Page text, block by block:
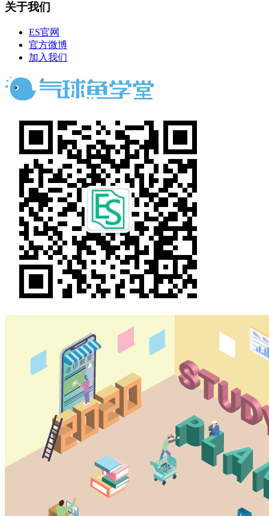
关于我们
ES官网
官方微博
加入我们